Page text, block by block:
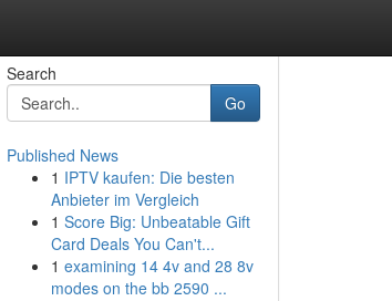
Search
Go
Published News
1 IPTV kaufen: Die besten
Anbieter im Vergleich
1 Score Big: Unbeatable Gift
Card Deals You Can't...
1 examining 14 4v and 28 8v
modes on the bb 2590 ...